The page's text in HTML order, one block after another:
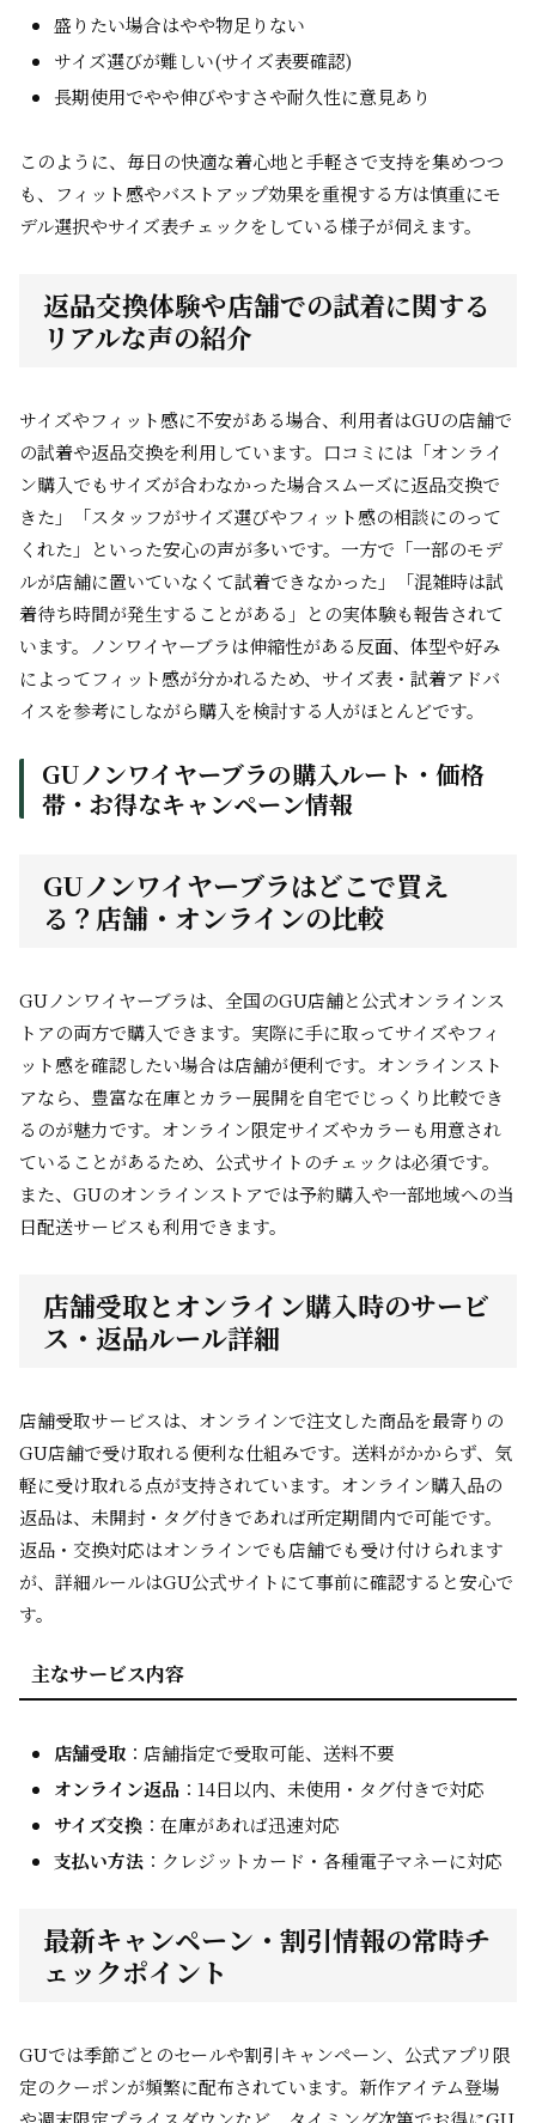
盛りたい場合はやや物足りない
サイズ選びが難しい(サイズ表要確認)
長期使用でやや伸びやすさや耐久性に意見あり
このように、毎日の快適な着心地と手軽さで支持を集めつつ
も、フィット感やバストアップ効果を重視する方は慎重にモ
デル選択やサイズ表チェックをしている様子が伺えます。
返品交換体験や店舗での試着に関する
リアルな声の紹介
サイズやフィット感に不安がある場合、利用者はGUの店舗で
の試着や返品交換を利用しています。口コミには「オンライ
ン購入でもサイズが合わなかった場合スムーズに返品交換で
きた」「スタッフがサイズ選びやフィット感の相談にのって
くれた」といった安心の声が多いです。一方で「一部のモデ
ルが店舗に置いていなくて試着できなかった」「混雑時は試
着待ち時間が発生することがある」との実体験も報告されて
います。ノンワイヤーブラは伸縮性がある反面、体型や好み
によってフィット感が分かれるため、サイズ表・試着アドバ
イスを参考にしながら購入を検討する人がほとんどです。
GUノンワイヤーブラの購入ルート・価格
帯・お得なキャンペーン情報
GUノンワイヤーブラはどこで買え
る？店舗・オンラインの比較
GUノンワイヤーブラは、全国のGU店舗と公式オンラインス
トアの両方で購入できます。実際に手に取ってサイズやフィ
ット感を確認したい場合は店舗が便利です。オンラインスト
アなら、豊富な在庫とカラー展開を自宅でじっくり比較でき
るのが魅力です。オンライン限定サイズやカラーも用意され
ていることがあるため、公式サイトのチェックは必須です。
また、GUのオンラインストアでは予約購入や一部地域への当
日配送サービスも利用できます。
店舗受取とオンライン購入時のサービ
ス・返品ルール詳細
店舗受取サービスは、オンラインで注文した商品を最寄りの
GU店舗で受け取れる便利な仕組みです。送料がかからず、気
軽に受け取れる点が支持されています。オンライン購入品の
返品は、未開封・タグ付きであれば所定期間内で可能です。
返品・交換対応はオンラインでも店舗でも受け付けられます
が、詳細ルールはGU公式サイトにて事前に確認すると安心で
す。
主なサービス内容
店舗受取 ：店舗指定で受取可能、送料不要
オンライン返品 ：14日以内、未使用・タグ付きで対応
サイズ交換 ：在庫があれば迅速対応
支払い方法 ：クレジットカード・各種電子マネーに対応
最新キャンペーン・割引情報の常時チ
ェックポイント
GUでは季節ごとのセールや割引キャンペーン、公式アプリ限
定のクーポンが頻繁に配布されています。新作アイテム登場